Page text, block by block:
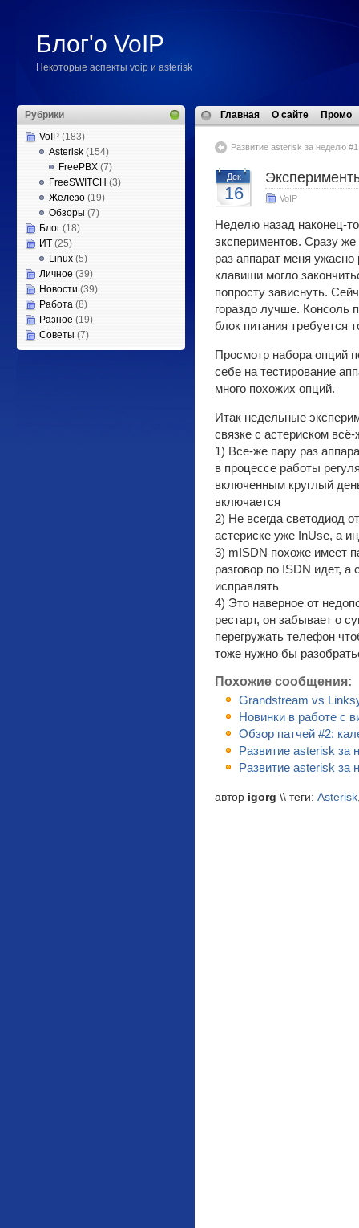
Блог'о VoIP
Некоторые аспекты voip и asterisk
Рубрики
VoIP (183)
Asterisk (154)
FreePBX (7)
FreeSWITCH (3)
Железо (19)
Обзоры (7)
Блог (18)
ИТ (25)
Linux (5)
Личное (39)
Новости (39)
Работа (8)
Разное (19)
Советы (7)
Главная О сайте Промо
Развитие asterisk за неделю #1
Дек
16 VoIP
Неделю назад наконец-
экспериментов. Сразу
раз аппарат меня
клавиши могло
попросту зависнуть.
гораздо лучше. Консоль
блок питания требуется
Просмотр набора опций
себе на тестирование
много похожих опций.
Итак недельные
связке с астериском
1) Все-же пару раз
в процессе работы
включенным круглый
включается
2) Не всегда светодиод
астериске уже InUse, а
3) mISDN похоже имеет
разговор по ISDN идет,
исправлять
4) Это наверное от
рестарт, он забывает о
перегружать телефон
тоже нужно бы
Похожие сообщения:
Grandstream vs
Новинки в работе с
Обзор патчей #2:
Развитие asterisk за
Развитие asterisk за
автор igorg \\ теги: Asterisk